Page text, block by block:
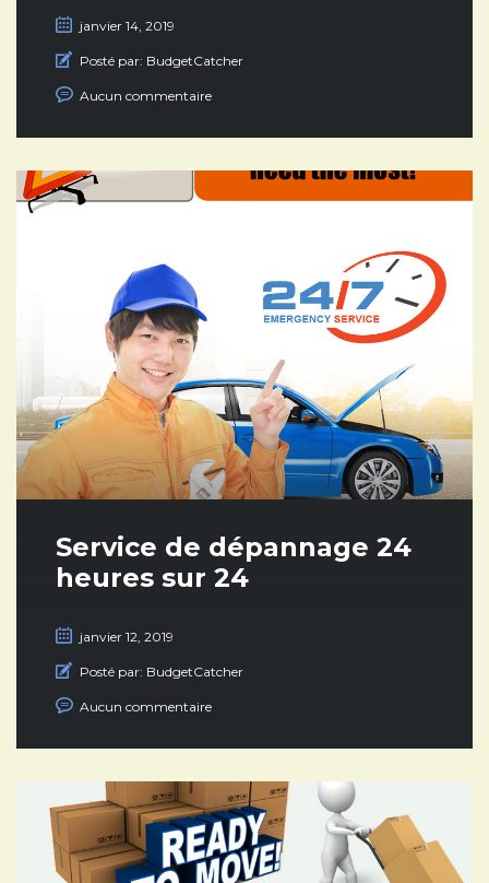
janvier 14, 2019
Posté par: BudgetCatcher
Aucun commentaire
Service de dépannage 24
heures sur 24
janvier 12, 2019
Posté par: BudgetCatcher
Aucun commentaire